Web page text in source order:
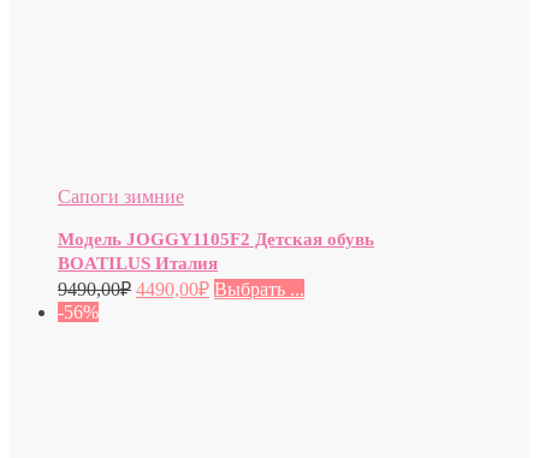
Сапоги зимние
Модель JOGGY1105F2 Детская обувь
BOATILUS Италия
9490,00₽ 4490,00₽ Выбрать ...
-56%